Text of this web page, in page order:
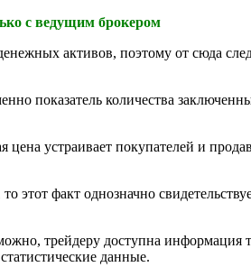
с ведущим брокером
активов, поэтому от сюда
показатель количества
устраивает покупателей и
этот факт однозначно
трейдеру доступна информация
данные.